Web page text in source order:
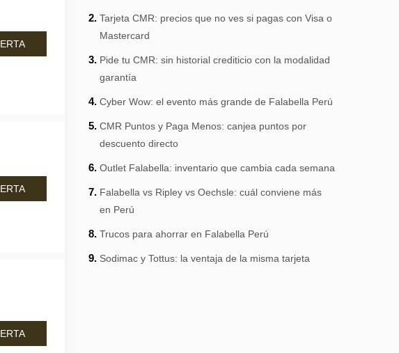
Tarjeta CMR: precios que no ves si pagas con Visa o
Mastercard
Pide tu CMR: sin historial crediticio con la modalidad
garantía
Cyber Wow: el evento más grande de Falabella Perú
CMR Puntos y Paga Menos: canjea puntos por
descuento directo
Outlet Falabella: inventario que cambia cada semana
Falabella vs Ripley vs Oechsle: cuál conviene más
en Perú
Trucos para ahorrar en Falabella Perú
Sodimac y Tottus: la ventaja de la misma tarjeta